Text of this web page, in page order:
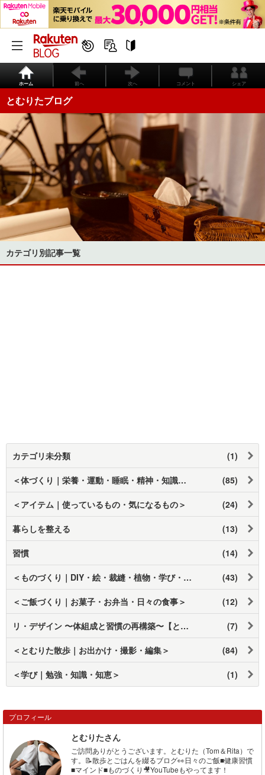
ホーム 前へ 次へ コメント シェア
とむりたブログ
カテゴリ別記事一覧
カテゴリ未分類 (1)
＜体づくり｜栄養・運動・睡眠・精神・知識・習慣＞ (85)
＜アイテム｜使っているもの・気になるもの＞ (24)
暮らしを整える (13)
習慣 (14)
＜ものづくり｜DIY・絵・裁縫・植物・学び・自己啓発＞ (43)
＜ご飯づくり｜お菓子・お弁当・日々の食事＞ (12)
リ・デザイン 〜体組成と習慣の再構築〜【とむりた健康シリーズ】＊お試し (7)
＜とむりた散歩｜お出かけ・撮影・編集＞ (84)
＜学び｜勉強・知識・知恵＞ (1)
プロフィール
とむりたさん
ご訪問ありがとうございます。とむりた（Tom＆Rita）で
す。📝散歩とごはんを綴るブログ👀日々のご飯■健康習慣
■マインド■ものづくり🎥YouTubeもやってます！